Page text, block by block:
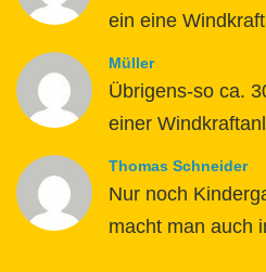
ein eine
Müller
Übrigens-so ca.
einer
Thomas Schneider
Nur noch
macht man auch